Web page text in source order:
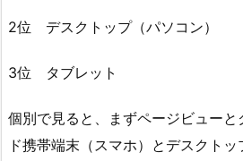
2位 デスクトップ（パソコン）
3位 タブレット
個別で見ると、まずページビュー
ド携帯端末（スマホ）とデスクト